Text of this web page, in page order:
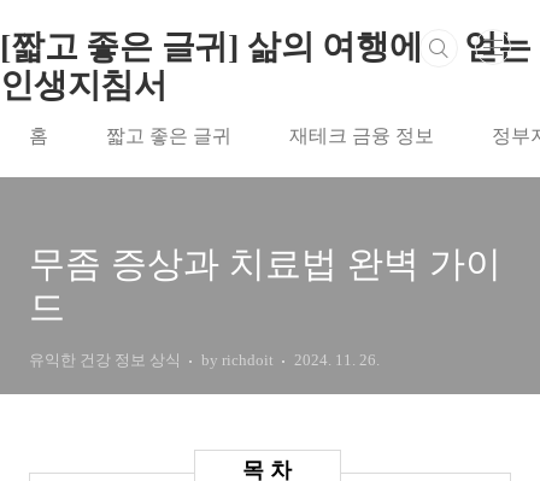
[짧고 좋은 글귀] 삶의 여행에서 얻는
인생지침서
홈 짧고 좋은 글귀 재테크 금융 정보 정부
무좀 증상과 치료법 완벽 가이
드
유익한 건강 정보 상식 by richdoit 2024. 11. 26.